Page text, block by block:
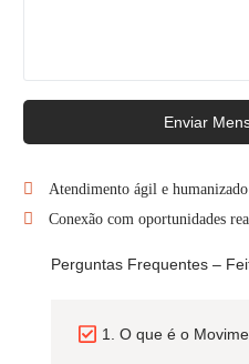
Enviar
Atendimento ágil e humanizado
Conexão com oportunidades
Perguntas Frequentes –
1. O que é o